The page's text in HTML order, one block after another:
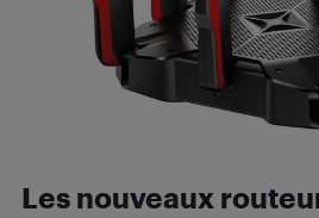
Les nouveaux